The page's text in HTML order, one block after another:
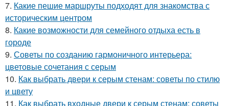
7. Какие пешие маршруты подходят для знакомства с
историческим центром
8. Какие возможности для семейного отдыха есть в
городе
9. Советы по созданию гармоничного интерьера:
цветовые сочетания с серым
10. Как выбрать двери к серым стенам: советы по стилю
и цвету
11. Как выбрать входные двери к серым стенам: советы